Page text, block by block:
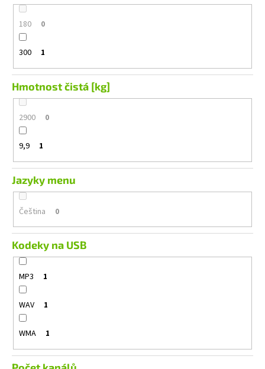
180 0
300 1
Hmotnost čistá [kg]
2900 0
9,9 1
Jazyky menu
Čeština 0
Kodeky na USB
MP3 1
WAV 1
WMA 1